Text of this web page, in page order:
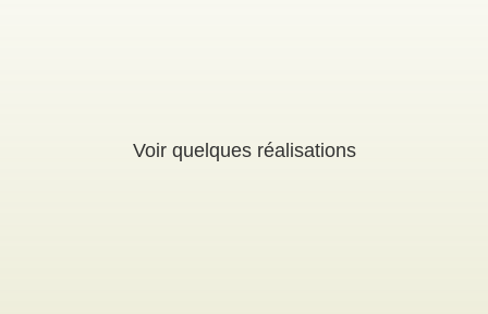
Voir quelques réalisations